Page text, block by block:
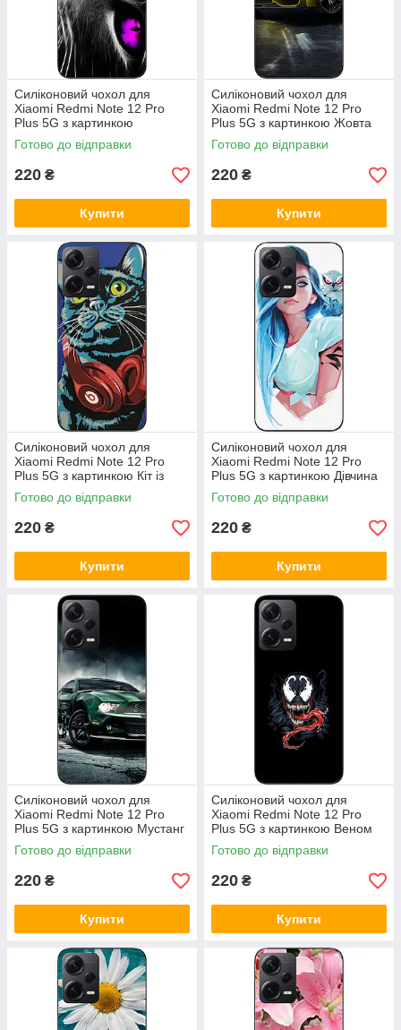
Силіконовий чохол для
Xiaomi Redmi Note 12 Pro
Plus 5G з картинкою
Красивий кіт
Готово до відправки
220 ₴
Купити
Силіконовий чохол для
Xiaomi Redmi Note 12 Pro
Plus 5G з картинкою Жовта
машина
Готово до відправки
220 ₴
Купити
Силіконовий чохол для
Xiaomi Redmi Note 12 Pro
Plus 5G з картинкою Кіт із
навушниками
Готово до відправки
220 ₴
Купити
Силіконовий чохол для
Xiaomi Redmi Note 12 Pro
Plus 5G з картинкою Дівчина
із совою
Готово до відправки
220 ₴
Купити
Силіконовий чохол для
Xiaomi Redmi Note 12 Pro
Plus 5G з картинкою Мустанг
Готово до відправки
220 ₴
Купити
Силіконовий чохол для
Xiaomi Redmi Note 12 Pro
Plus 5G з картинкою Веном
Готово до відправки
220 ₴
Купити